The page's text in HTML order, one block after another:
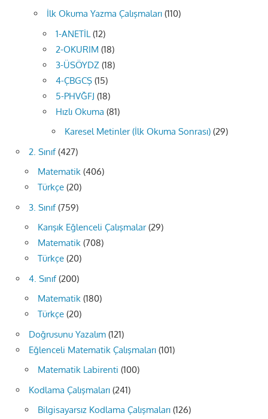
İlk Okuma Yazma Çalışmaları (110)
1-ANETİL (12)
2-OKURIM (18)
3-ÜSÖYDZ (18)
4-ÇBGCŞ (15)
5-PHVĞFJ (18)
Hızlı Okuma (81)
Karesel Metinler (İlk Okuma Sonrası) (29)
2. Sınıf(427)
Matematik (406)
Türkçe (20)
3. Sınıf(759)
Karışık Eğlenceli Çalışmalar(29)
Matematik (708)
Türkçe (20)
4. Sınıf(200)
Matematik (180)
Türkçe (20)
Doğrusunu Yazalım (121)
Eğlenceli Matematik Çalışmaları (101)
Matematik Labirenti (100)
Kodlama Çalışmaları (241)
Bilgisayarsız Kodlama Çalışmaları (126)